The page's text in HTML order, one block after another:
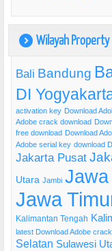
) Wilayah Property
Bali Bandung
DI
activation key Download
Adobe crack download
free download Download
Adobe serial key download
Jakarta Pusat
Utara Jambi
Jawa
Kalimantan Tengah
latest Download Adobe crack
Selatan Sulawesi